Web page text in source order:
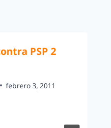
PSP 2
febrero 3, 2011